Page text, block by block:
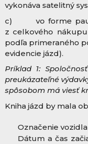
vykonáva satelitný
c) vo forme
z celkového
podľa primeraného
evidencie jázd).
Príklad 1:
preukázateľné
spôsobom má viesť
Kniha jázd by mala
Označenie
Dátum a čas